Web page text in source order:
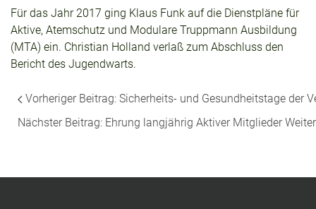
Für das Jahr 2017 ging Klaus Funk auf die Dienstpläne für
Aktive, Atemschutz und Modulare Truppmann Ausbildung
(MTA) ein. Christian Holland verlaß zum Abschluss den
Bericht des Jugendwarts.
Vorheriger Beitrag: Sicherheits- und Gesundheitstage der
Nächster Beitrag: Ehrung langjährig Aktiver MitgliederWeiter